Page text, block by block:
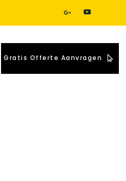
Gratis Offerte Aanvragen